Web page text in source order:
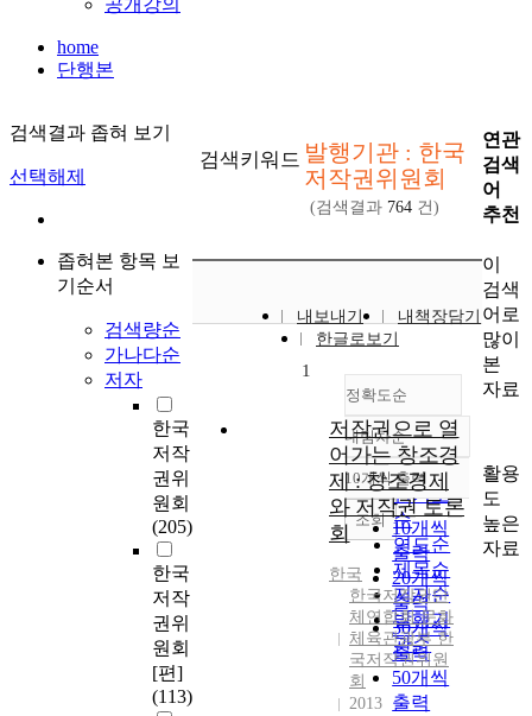
공개강의
home
단행본
검색결과 좁혀 보기
선택해제
좁혀본 항목 보
기순서
검색량순
가나다순
저자
한국
저작
권위
원회
(205)
한국
저작
권위
원회
[편]
(113)
검색키워드 발행기관 : 한국
저작권위원회
(검색결과 764 건)
내보내기
내책장담기
한글로보기
정확도순
정확도
순
인기도
순
연도순
제목순
저자순
발행기
관순
내림차순
내림차순
10개씩 출력
10개씩
출력
20개씩
출력
30개씩
출력
50개씩
출력
조회
1
저작권으로 열
어가는 창조경
제 : 창조경제
와 저작권 토론
회
한국
한국저작권단
체연합회 문화
체육관광부 한
국저작권위원
회
2013
연관
검색
어
추천
이
검색
어로
많이
본
자료
활용
도
높은
자료